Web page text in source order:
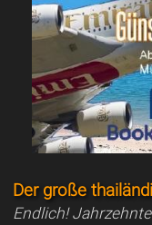
Der große
Endlich!